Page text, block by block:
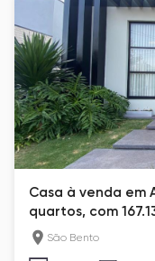
Casa à venda em
quartos, com
São Bento